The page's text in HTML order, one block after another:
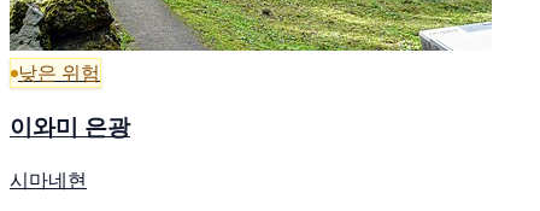
낮은 위험
이와미 은광
시마네현